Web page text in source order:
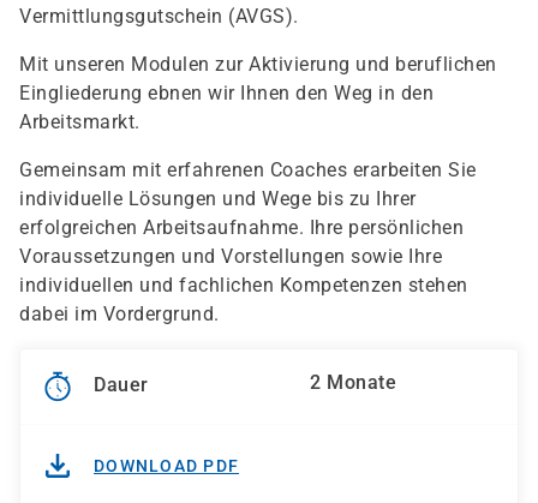
Vermittlungsgutschein (AVGS).
Mit unseren Modulen zur Aktivierung und beruflichen
Eingliederung ebnen wir Ihnen den Weg in den
Arbeitsmarkt.
Gemeinsam mit erfahrenen Coaches erarbeiten Sie
individuelle Lösungen und Wege bis zu Ihrer
erfolgreichen Arbeitsaufnahme. Ihre persönlichen
Voraussetzungen und Vorstellungen sowie Ihre
individuellen und fachlichen Kompetenzen stehen
dabei im Vordergrund.
Dauer 2 Monate
DOWNLOAD PDF